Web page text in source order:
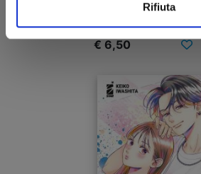
Rifiuta
08/04/2025
€ 6,50